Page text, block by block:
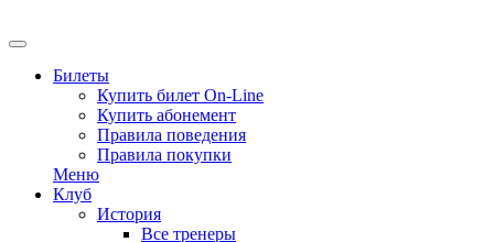
Билеты
Купить билет On-Line
Купить абонемент
Правила поведения
Правила покупки
Меню
Клуб
История
Все тренеры